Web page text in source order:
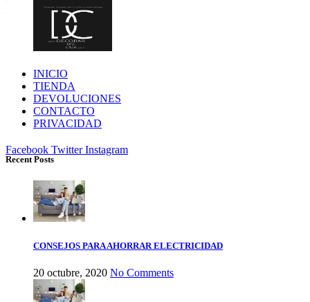
INICIO
TIENDA
DEVOLUCIONES
CONTACTO
PRIVACIDAD
Facebook Twitter Instagram
Recent Posts
CONSEJOS PARA AHORRAR ELECTRICIDAD
20 octubre, 2020 No Comments